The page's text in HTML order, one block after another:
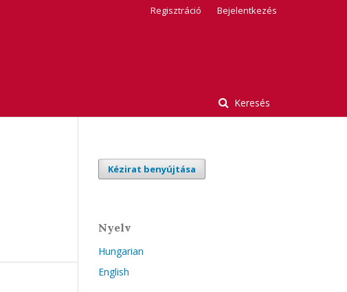
Keresés
Regisztráció Bejelentkezés
Kézirat benyújtása
Nyelv
Hungarian
English